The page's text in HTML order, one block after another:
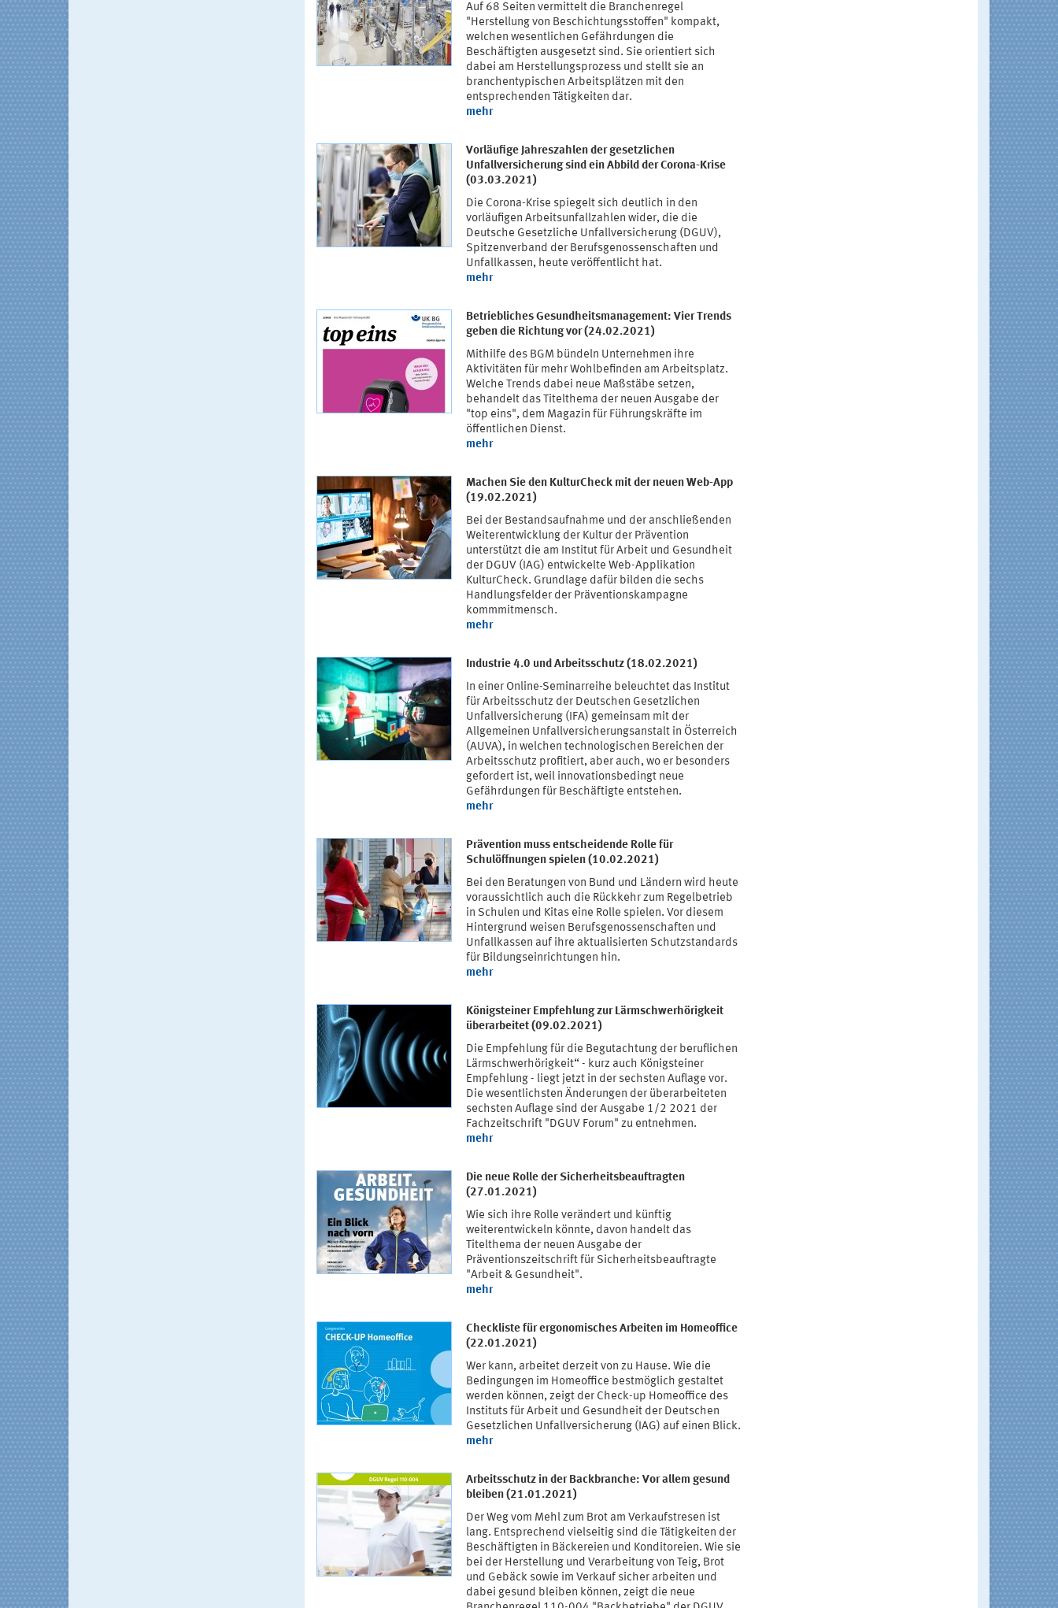
Auf 68 Seiten vermittelt die Branchenregel
"Herstellung von Beschichtungsstoffen" kompakt,
welchen wesentlichen Gefährdungen die
Beschäftigten ausgesetzt sind. Sie orientiert sich
dabei am Herstellungsprozess und stellt sie an
branchentypischen Arbeitsplätzen mit den
entsprechenden Tätigkeiten dar.
mehr
Vorläufige Jahreszahlen der gesetzlichen
Unfallversicherung sind ein Abbild der Corona-Krise
(03.03.2021)
Die Corona-Krise spiegelt sich deutlich in den
vorläufigen Arbeitsunfallzahlen wider, die die
Deutsche Gesetzliche Unfallversicherung (DGUV),
Spitzenverband der Berufsgenossenschaften und
Unfallkassen, heute veröffentlicht hat.
mehr
Betriebliches Gesundheitsmanagement: Vier Trends
geben die Richtung vor (24.02.2021)
Mithilfe des BGM bündeln Unternehmen ihre
Aktivitäten für mehr Wohlbefinden am Arbeitsplatz.
Welche Trends dabei neue Maßstäbe setzen,
behandelt das Titelthema der neuen Ausgabe der
"top eins", dem Magazin für Führungskräfte im
öffentlichen Dienst.
mehr
Machen Sie den KulturCheck mit der neuen Web-App
(19.02.2021)
Bei der Bestandsaufnahme und der anschließenden
Weiterentwicklung der Kultur der Prävention
unterstützt die am Institut für Arbeit und Gesundheit
der DGUV (IAG) entwickelte Web-Applikation
KulturCheck. Grundlage dafür bilden die sechs
Handlungsfelder der Präventionskampagne
kommmitmensch.
mehr
Industrie 4.0 und Arbeitsschutz (18.02.2021)
In einer Online-Seminarreihe beleuchtet das Institut
für Arbeitsschutz der Deutschen Gesetzlichen
Unfallversicherung (IFA) gemeinsam mit der
Allgemeinen Unfallversicherungsanstalt in Österreich
(AUVA), in welchen technologischen Bereichen der
Arbeitsschutz profitiert, aber auch, wo er besonders
gefordert ist, weil innovationsbedingt neue
Gefährdungen für Beschäftigte entstehen.
mehr
Prävention muss entscheidende Rolle für
Schulöffnungen spielen (10.02.2021)
Bei den Beratungen von Bund und Ländern wird heute
voraussichtlich auch die Rückkehr zum Regelbetrieb
in Schulen und Kitas eine Rolle spielen. Vor diesem
Hintergrund weisen Berufsgenossenschaften und
Unfallkassen auf ihre aktualisierten Schutzstandards
für Bildungseinrichtungen hin.
mehr
Königsteiner Empfehlung zur Lärmschwerhörigkeit
überarbeitet (09.02.2021)
Die Empfehlung für die Begutachtung der beruflichen
Lärmschwerhörigkeit“ - kurz auch Königsteiner
Empfehlung - liegt jetzt in der sechsten Auflage vor.
Die wesentlichsten Änderungen der überarbeiteten
sechsten Auflage sind der Ausgabe 1/2 2021 der
Fachzeitschrift "DGUV Forum" zu entnehmen.
mehr
Die neue Rolle der Sicherheitsbeauftragten
(27.01.2021)
Wie sich ihre Rolle verändert und künftig
weiterentwickeln könnte, davon handelt das
Titelthema der neuen Ausgabe der
Präventionszeitschrift für Sicherheitsbeauftragte
"Arbeit & Gesundheit".
mehr
Checkliste für ergonomisches Arbeiten im Homeoffice
(22.01.2021)
Wer kann, arbeitet derzeit von zu Hause. Wie die
Bedingungen im Homeoffice bestmöglich gestaltet
werden können, zeigt der Check-up Homeoffice des
Instituts für Arbeit und Gesundheit der Deutschen
Gesetzlichen Unfallversicherung (IAG) auf einen Blick.
mehr
Arbeitsschutz in der Backbranche: Vor allem gesund
bleiben (21.01.2021)
Der Weg vom Mehl zum Brot am Verkaufstresen ist
lang. Entsprechend vielseitig sind die Tätigkeiten der
Beschäftigten in Bäckereien und Konditoreien. Wie sie
bei der Herstellung und Verarbeitung von Teig, Brot
und Gebäck sowie im Verkauf sicher arbeiten und
dabei gesund bleiben können, zeigt die neue